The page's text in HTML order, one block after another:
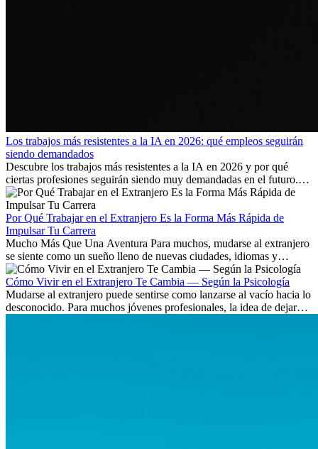
Los trabajos más resistentes a la IA en 2026: qué empleos seguirán
siendo demandados
Descubre los trabajos más resistentes a la IA en 2026 y por qué
ciertas profesiones seguirán siendo muy demandadas en el futuro.
Aprende qué habilidades serán clave y qué oportunidades laborales
existen a nivel internacional.
Por Qué Trabajar en el Extranjero Es la Forma Más Rápida de
Impulsar Tu Carrera
Mucho Más Que Una Aventura Para muchos, mudarse al extranjero
se siente como un sueño lleno de nuevas ciudades, idiomas y
culturas. Pero más allá de la...
Cómo Vivir en el Extranjero Te Cambia — Según la Psicología
Mudarse al extranjero puede sentirse como lanzarse al vacío hacia lo
desconocido. Para muchos jóvenes profesionales, la idea de dejar